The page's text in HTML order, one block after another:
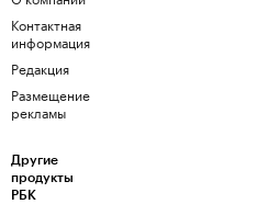
Контактная
информация
Редакция
Размещение
рекламы
Другие
продукты
РБК